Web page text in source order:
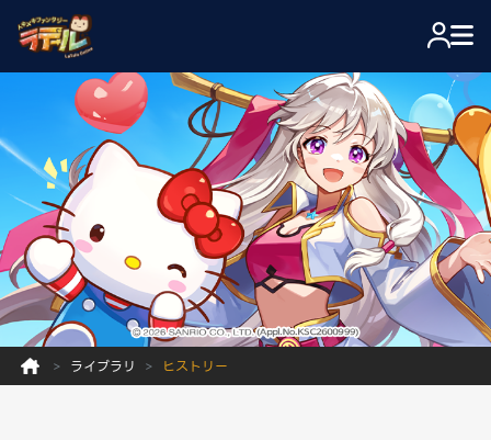
ライブラリ ヒストリー